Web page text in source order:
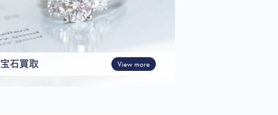
宝石買取 View more